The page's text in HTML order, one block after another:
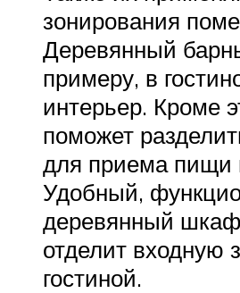
зонирования
Деревянный
примеру, в
интерьер. Кроме
поможет
для приема пищи
Удобный,
деревянный
отделит входную
гостиной.